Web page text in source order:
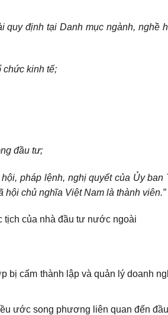
định tại Danh mục ngành, nghề
chức kinh tế;
đầu tư;
pháp lệnh, nghị quyết của Ủy
chủ nghĩa Việt Nam là thành viên.”
tịch của nhà đầu tư nước ngoài
cấm thành lập và quản lý doanh
ước song phương liên quan đến